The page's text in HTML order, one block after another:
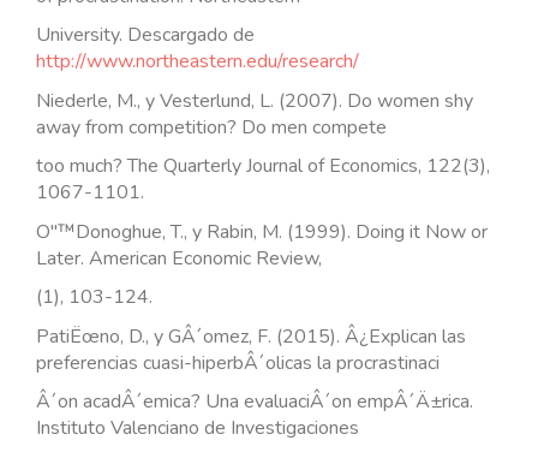
University. Descargado de
http://www.northeastern.edu/research/
Niederle, M., y Vesterlund, L. (2007). Do women shy
away from competition? Do men compete
too much? The Quarterly Journal of Economics, 122(3),
1067-1101.
O"™Donoghue, T., y Rabin, M. (1999). Doing it Now or
Later. American Economic Review,
(1), 103-124.
PatiËœno, D., y GÂ´omez, F. (2015). Â¿Explican las
preferencias cuasi-hiperbÂ´olicas la procrastinaci
Â´on acadÂ´emica? Una evaluaciÂ´on empÂ´Ä±rica.
Instituto Valenciano de Investigaciones